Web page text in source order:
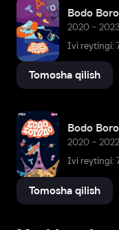
Bodo
2020 – 2023
Ivi reytingi:
Tomosha qilish
Bodo
2020 – 2022
Ivi reytingi:
Tomosha qilish